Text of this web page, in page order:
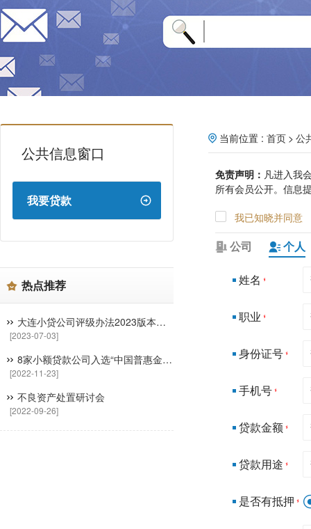
公共信息窗口
我要贷款
热点推荐
大连小贷公司评级办法2023版本（含指标体系）
[2023-07-03]
8家小额贷款公司入选“中国普惠金融典型案例（2022）
[2022-11-23]
不良资产处置研讨会
[2022-09-26]
当前位置 : 首页 公
免责声明： 凡进入我
所有会员公开。信息
公司 个人
我已知晓并同意
姓名 *
职业*
身份证号*
手机号*
贷款金额*
贷款用途*
是否有抵押*